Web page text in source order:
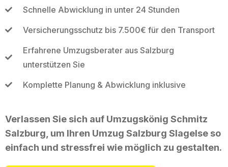
Schnelle Abwicklung in unter 24 Stunden
Versicherungsschutz bis 7.500€ für den Transport
Erfahrene Umzugsberater aus Salzburg
unterstützen Sie
Komplette Planung & Abwicklung inklusive
Verlassen Sie sich auf Umzugskönig Schmitz
Salzburg, um Ihren Umzug Salzburg Slagelse so
einfach und stressfrei wie möglich zu gestalten.